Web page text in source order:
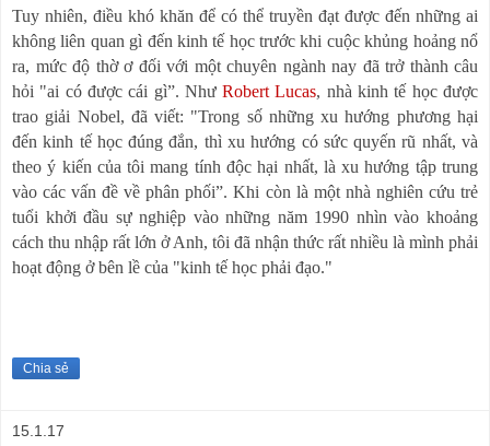
Tuy nhiên, điều khó khăn để có thể truyền đạt được đến những ai
không liên quan gì đến kinh tế học trước khi cuộc khủng hoảng nổ
ra, mức độ thờ ơ đối với một chuyên ngành nay đã trở thành câu
hỏi "ai có được cái gì”. NhưRobert Lucas, nhà kinh tế học được
trao giải Nobel, đã viết: "Trong số những xu hướng phương hại
đến kinh tế học đúng đắn, thì xu hướng có sức quyến rũ nhất, và
theo ý kiến của tôi mang tính độc hại nhất, là xu hướng tập trung
vào các vấn đề về phân phối”. Khi còn là một nhà nghiên cứu trẻ
tuổi khởi đầu sự nghiệp vào những năm 1990 nhìn vào khoảng
cách thu nhập rất lớn ở Anh, tôi đã nhận thức rất nhiều là mình phải
hoạt động ở bên lề của "kinh tế học phải đạo."
Chia sẻ
15.1.17